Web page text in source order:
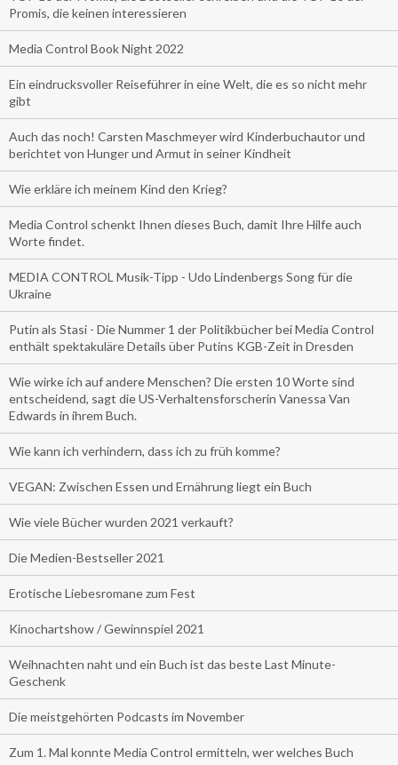
Promis, die keinen interessieren
Media Control Book Night 2022
Ein eindrucksvoller Reiseführer in eine Welt, die es so nicht mehr
gibt
Auch das noch! Carsten Maschmeyer wird Kinderbuchautor und
berichtet von Hunger und Armut in seiner Kindheit
Wie erkläre ich meinem Kind den Krieg?
Media Control schenkt Ihnen dieses Buch, damit Ihre Hilfe auch
Worte findet.
MEDIA CONTROL Musik-Tipp - Udo Lindenbergs Song für die
Ukraine
Putin als Stasi - Die Nummer 1 der Politikbücher bei Media Control
enthält spektakuläre Details über Putins KGB-Zeit in Dresden
Wie wirke ich auf andere Menschen? Die ersten 10 Worte sind
entscheidend, sagt die US-Verhaltensforscherin Vanessa Van
Edwards in ihrem Buch.
Wie kann ich verhindern, dass ich zu früh komme?
VEGAN: Zwischen Essen und Ernährung liegt ein Buch
Wie viele Bücher wurden 2021 verkauft?
Die Medien-Bestseller 2021
Erotische Liebesromane zum Fest
Kinochartshow / Gewinnspiel 2021
Weihnachten naht und ein Buch ist das beste Last Minute-
Geschenk
Die meistgehörten Podcasts im November
Zum 1. Mal konnte Media Control ermitteln, wer welches Buch